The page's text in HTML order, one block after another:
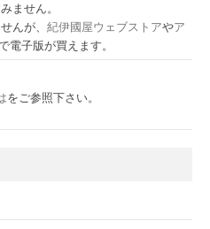
ません。
んが、 紀伊國屋ウェブストアやア
電子版が買えます。
をご参照下さい。